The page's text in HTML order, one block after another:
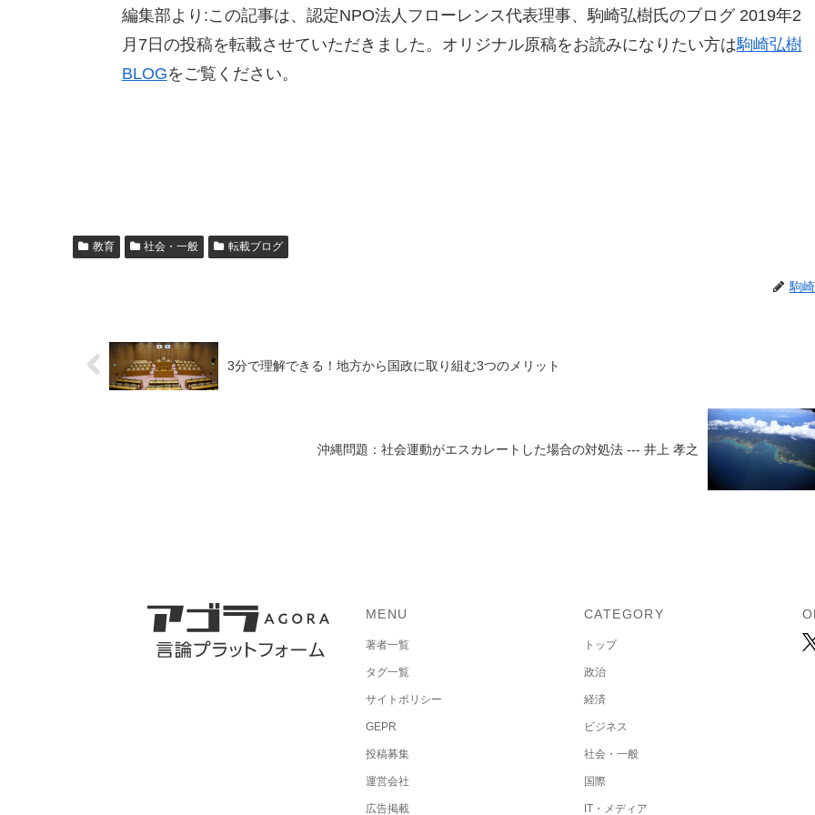
編集部より:この記事は、認定NPO法人フローレンス代表理事、駒崎弘樹氏のブログ 2019年2
月7日の投稿を転載させていただきました。オリジナル原稿をお読みになりたい方は駒崎弘樹
BLOGをご覧ください。
教育 社会・一般 転載ブログ
駒
3分で理解できる！地方から国政に取り組む3つのメリット
沖縄問題：社会運動がエスカレートした場合の対処法 --- 井上 孝之
MENU
著者一覧
タグ一覧
サイトポリシー
GEPR
投稿募集
運営会社
広告掲載
CATEGORY
トップ
政治
経済
ビジネス
社会・一般
国際
IT・メディア